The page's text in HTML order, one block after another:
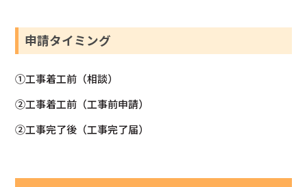
申請タイミング
①工事着工前（相談）
②工事着工前（工事前申請）
②工事完了後（工事完了届）